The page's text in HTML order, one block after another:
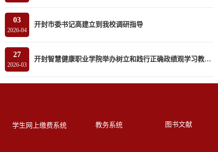
03
2026-04
开封市委书记高建立到我校调研指导
27
2026-03
开封智慧健康职业学院举办树立和践行正确政绩观学习教育读书班
学生网上缴费系统 教务系统 图书文献